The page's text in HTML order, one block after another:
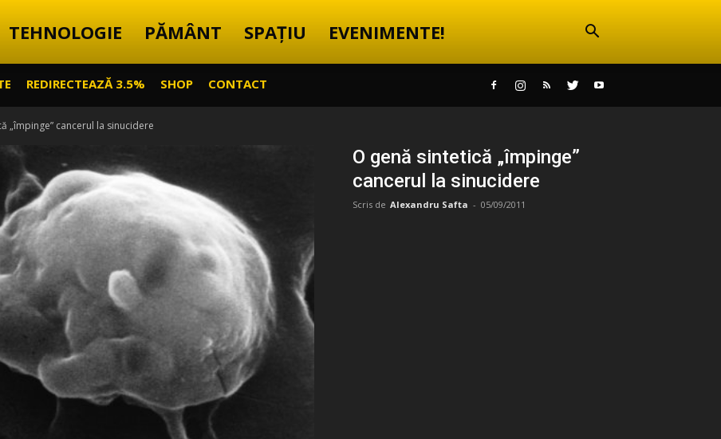
TEHNOLOGIE PĂMÂNT SPAȚIU EVENIMENTE!
REDIRECTEAZĂ 3.5% SHOP CONTACT
„împinge” cancerul la sinucidere
O genă sintetică „împinge”
cancerul la sinucidere
Scris de Alexandru Safta - 05/09/2011